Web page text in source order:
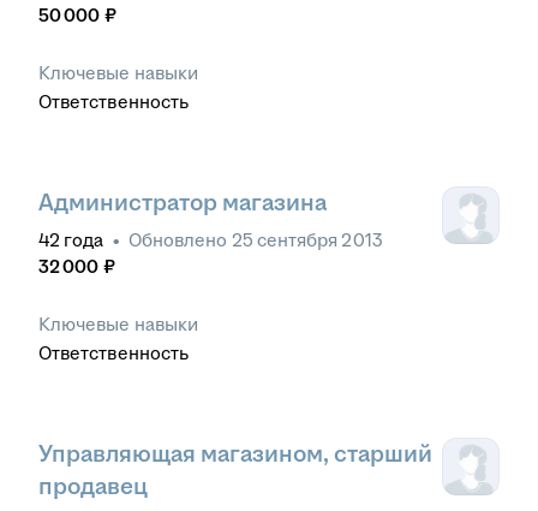
50 000 ₽
Ключевые навыки
Ответственность
Администратор магазина
42 года • Обновлено 25 сентября 2013
32 000 ₽
Ключевые навыки
Ответственность
Управляющая магазином, старший
продавец